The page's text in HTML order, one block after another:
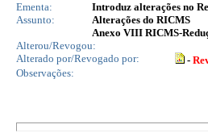
Ementa:
Introduz alterações no
Assunto:
Alterações do RICMS
Anexo VIII RICMS-
Alterou/Revogou:
Alterado por/Revogado por:
-
Observações: